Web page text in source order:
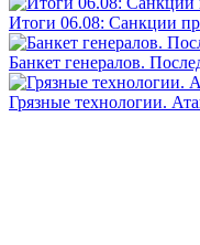
Итоги 06.08: Санкции
Банкет генералов.
Грязные технологии.